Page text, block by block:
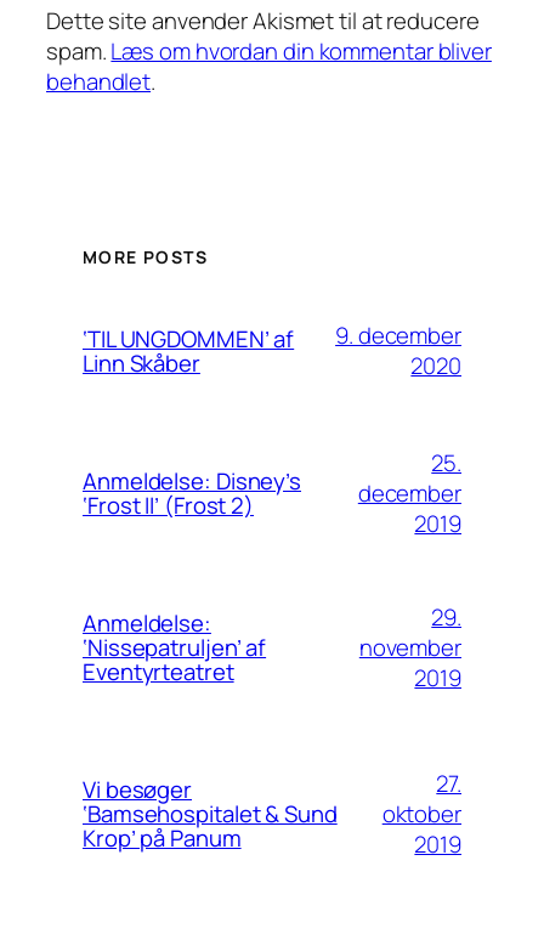
Dette site anvender Akismet til at reducere
spam.Læs om hvordan din kommentar bliver
behandlet.
MORE POSTS
‘TIL UNGDOMMEN’ af
Linn Skåber
9. december
2020
Anmeldelse: Disney’s
‘Frost II’ (Frost 2)
25.
december
2019
Anmeldelse:
‘Nissepatruljen’ af
Eventyrteatret
29.
november
2019
Vi besøger
‘Bamsehospitalet & Sund
Krop’ på Panum
27.
oktober
2019